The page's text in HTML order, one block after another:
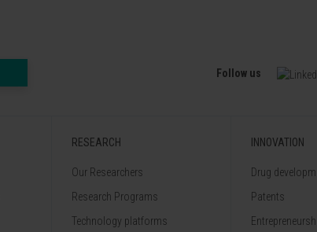
Follow us
RESEARCH
Our Researchers
Research Programs
Technology platforms
INNOVATION
Drug
Patents